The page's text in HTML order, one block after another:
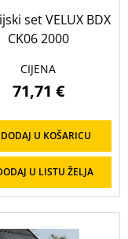
set VELUX BDX
CK06 2000
CIJENA
71,71 €
DODAJ U KOŠARICU
U LISTU ŽELJA